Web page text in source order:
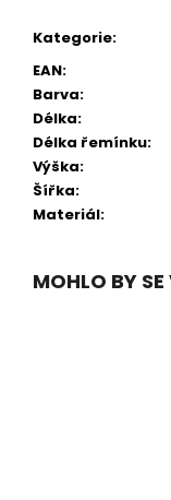
Kategorie:
EAN:
Barva:
Délka:
Délka řemínku:
Výška:
Šířka:
Materiál:
MOHLO BY